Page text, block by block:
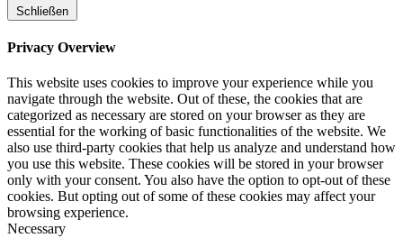
Schließen
Privacy Overview
This website uses cookies to improve your experience while you
navigate through the website. Out of these, the cookies that are
categorized as necessary are stored on your browser as they are
essential for the working of basic functionalities of the website. We
also use third-party cookies that help us analyze and understand how
you use this website. These cookies will be stored in your browser
only with your consent. You also have the option to opt-out of these
cookies. But opting out of some of these cookies may affect your
browsing experience.
Necessary